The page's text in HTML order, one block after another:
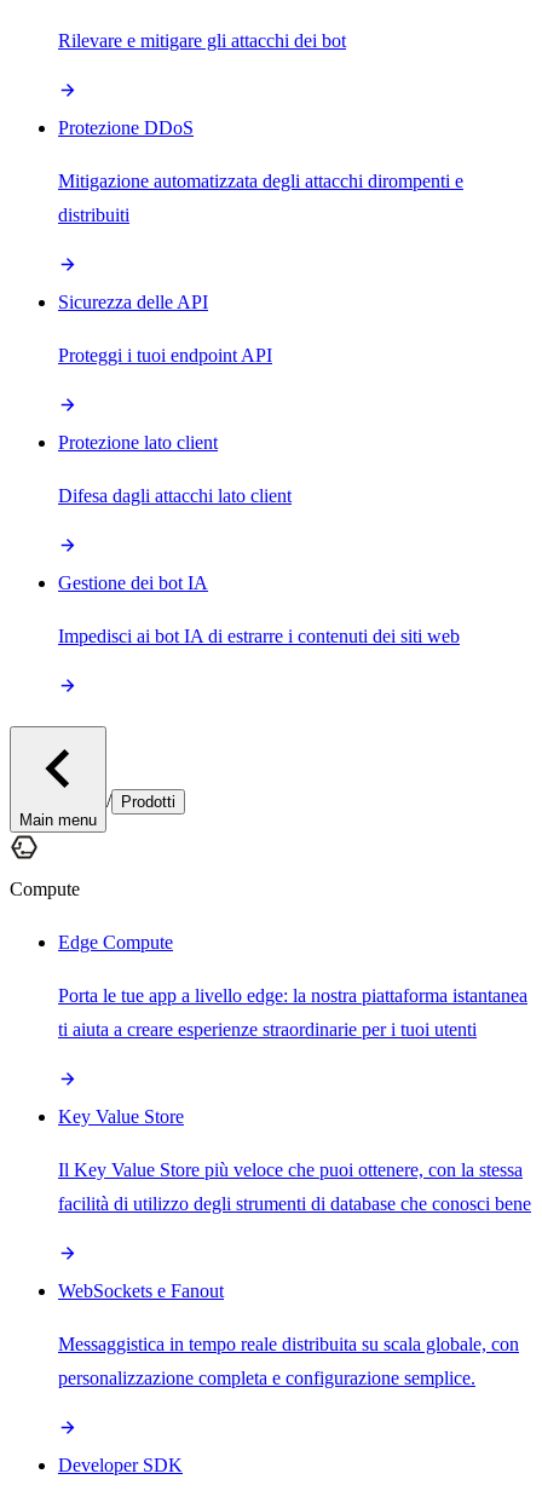
Rilevare e mitigare gli attacchi dei bot
Protezione DDoS
Mitigazione automatizzata degli attacchi dirompenti e
distribuiti
Sicurezza delle API
Proteggi i tuoi endpoint API
Protezione lato client
Difesa dagli attacchi lato client
Gestione dei bot IA
Impedisci ai bot IA di estrarre i contenuti dei siti web
Main menu
/ Prodotti
Compute
Edge Compute
Porta le tue app a livello edge: la nostra piattaforma istantanea
ti aiuta a creare esperienze straordinarie per i tuoi utenti
Key Value Store
Il Key Value Store più veloce che puoi ottenere, con la stessa
facilità di utilizzo degli strumenti di database che conosci bene
WebSockets e Fanout
Messaggistica in tempo reale distribuita su scala globale, con
personalizzazione completa e configurazione semplice.
Developer SDK